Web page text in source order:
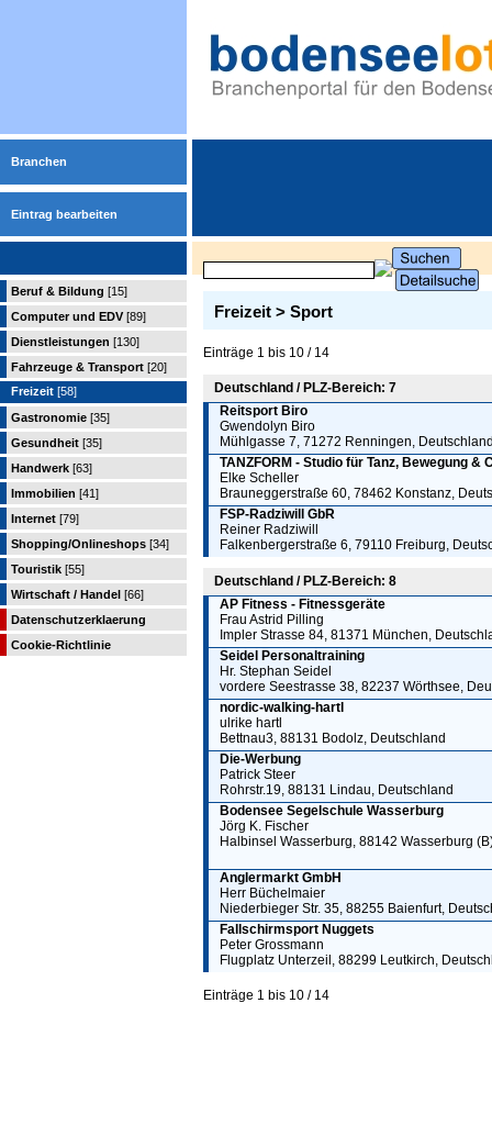
Branchen
Eintrag bearbeiten
Beruf & Bildung [15]
Computer und EDV [89]
Dienstleistungen [130]
Fahrzeuge & Transport [20]
Freizeit [58]
Gastronomie [35]
Gesundheit [35]
Handwerk [63]
Immobilien [41]
Internet [79]
Shopping/Onlineshops [34]
Touristik [55]
Wirtschaft / Handel [66]
Datenschutzerklaerung
Cookie-Richtlinie
Freizeit > Sport
Einträge 1 bis 10 / 14
Deutschland / PLZ-Bereich: 7
Reitsport Biro
Gwendolyn Biro
Mühlgasse 7, 71272 Renningen,
TANZFORM - Studio für Tanz, Bewegung &
Elke Scheller
Brauneggerstraße 60, 78462 Konstanz,
FSP-Radziwill GbR
Reiner Radziwill
Falkenbergerstraße 6, 79110 Freiburg,
Deutschland / PLZ-Bereich: 8
AP Fitness - Fitnessgeräte
Frau Astrid Pilling
Impler Strasse 84, 81371 München,
Seidel Personaltraining
Hr. Stephan Seidel
vordere Seestrasse 38, 82237 Wörthsee,
nordic-walking-hartl
ulrike hartl
Bettnau3, 88131 Bodolz, Deutschland
Die-Werbung
Patrick Steer
Rohrstr.19, 88131 Lindau, Deutschland
Bodensee Segelschule Wasserburg
Jörg K. Fischer
Halbinsel Wasserburg, 88142 Wasserburg
Anglermarkt GmbH
Herr Büchelmaier
Niederbieger Str. 35, 88255 Baienfurt,
Fallschirmsport Nuggets
Peter Grossmann
Flugplatz Unterzeil, 88299 Leutkirch,
Einträge 1 bis 10 / 14